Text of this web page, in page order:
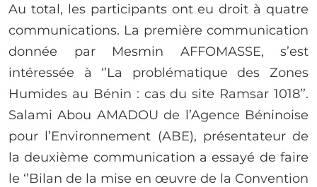
Au total, les participants ont eu droit à quatre
communications. La première communication
donnée par Mesmin AFFOMASSE, s’est
intéressée à ‘’La problématique des Zones
Humides au Bénin : cas du site Ramsar 1018’’.
Salami Abou AMADOU de l’Agence Béninoise
pour l’Environnement (ABE), présentateur de
la deuxième communication a essayé de faire
le ‘’Bilan de la mise en œuvre de la Convention